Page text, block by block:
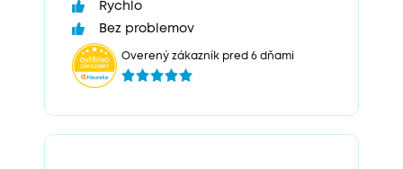
Rychlo
Bez problemov
Overený zákazník pred 6 dňami